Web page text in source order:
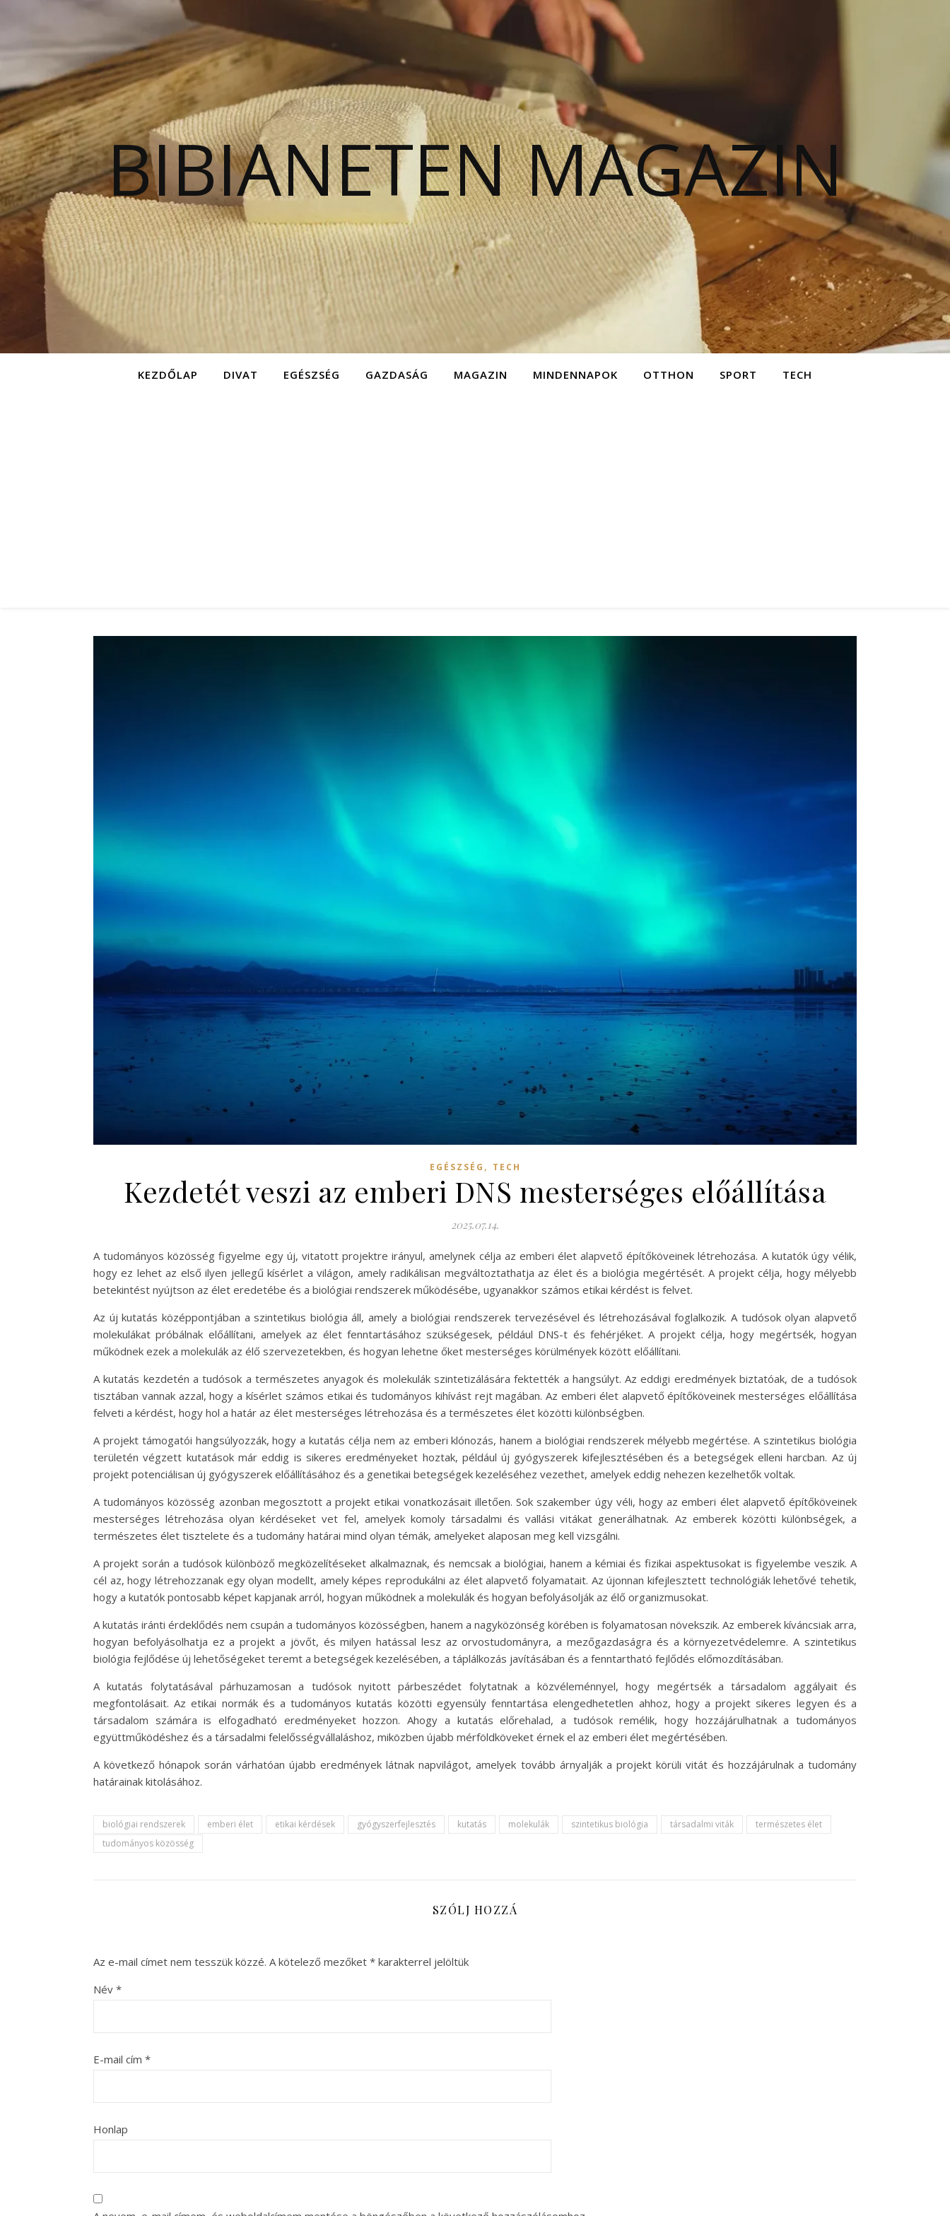
BIBIANETEN MAGAZIN
KEZDŐLAP DIVAT EGÉSZSÉG GAZDASÁG MAGAZIN MINDENNAPOK OTTHON SPORT TECH
EGÉSZSÉG , TECH
Kezdetét veszi az emberi DNS mesterséges előállítása
2025.07.14.
A tudományos közösség figyelme egy új, vitatott projektre irányul, amelynek célja az emberi élet alapvető építőköveinek létrehozása. A kutatók úgy vélik,
hogy ez lehet az első ilyen jellegű kísérlet a világon, amely radikálisan megváltoztathatja az élet és a biológia megértését. A projekt célja, hogy mélyebb
betekintést nyújtson az élet eredetébe és a biológiai rendszerek működésébe, ugyanakkor számos etikai kérdést is felvet.
Az új kutatás középpontjában a szintetikus biológia áll, amely a biológiai rendszerek tervezésével és létrehozásával foglalkozik. A tudósok olyan alapvető
molekulákat próbálnak előállítani, amelyek az élet fenntartásához szükségesek, például DNS-t és fehérjéket. A projekt célja, hogy megértsék, hogyan
működnek ezek a molekulák az élő szervezetekben, és hogyan lehetne őket mesterséges körülmények között előállítani.
A kutatás kezdetén a tudósok a természetes anyagok és molekulák szintetizálására fektették a hangsúlyt. Az eddigi eredmények biztatóak, de a tudósok
tisztában vannak azzal, hogy a kísérlet számos etikai és tudományos kihívást rejt magában. Az emberi élet alapvető építőköveinek mesterséges előállítása
felveti a kérdést, hogy hol a határ az élet mesterséges létrehozása és a természetes élet közötti különbségben.
A projekt támogatói hangsúlyozzák, hogy a kutatás célja nem az emberi klónozás, hanem a biológiai rendszerek mélyebb megértése. A szintetikus biológia
területén végzett kutatások már eddig is sikeres eredményeket hoztak, például új gyógyszerek kifejlesztésében és a betegségek elleni harcban. Az új
projekt potenciálisan új gyógyszerek előállításához és a genetikai betegségek kezeléséhez vezethet, amelyek eddig nehezen kezelhetők voltak.
A tudományos közösség azonban megosztott a projekt etikai vonatkozásait illetően. Sok szakember úgy véli, hogy az emberi élet alapvető építőköveinek
mesterséges létrehozása olyan kérdéseket vet fel, amelyek komoly társadalmi és vallási vitákat generálhatnak. Az emberek közötti különbségek, a
természetes élet tisztelete és a tudomány határai mind olyan témák, amelyeket alaposan meg kell vizsgálni.
A projekt során a tudósok különböző megközelítéseket alkalmaznak, és nemcsak a biológiai, hanem a kémiai és fizikai aspektusokat is figyelembe veszik. A
cél az, hogy létrehozzanak egy olyan modellt, amely képes reprodukálni az élet alapvető folyamatait. Az újonnan kifejlesztett technológiák lehetővé tehetik,
hogy a kutatók pontosabb képet kapjanak arról, hogyan működnek a molekulák és hogyan befolyásolják az élő organizmusokat.
A kutatás iránti érdeklődés nem csupán a tudományos közösségben, hanem a nagyközönség körében is folyamatosan növekszik. Az emberek kíváncsiak arra,
hogyan befolyásolhatja ez a projekt a jövőt, és milyen hatással lesz az orvostudományra, a mezőgazdaságra és a környezetvédelemre. A szintetikus
biológia fejlődése új lehetőségeket teremt a betegségek kezelésében, a táplálkozás javításában és a fenntartható fejlődés előmozdításában.
A kutatás folytatásával párhuzamosan a tudósok nyitott párbeszédet folytatnak a közvéleménnyel, hogy megértsék a társadalom aggályait és
megfontolásait. Az etikai normák és a tudományos kutatás közötti egyensúly fenntartása elengedhetetlen ahhoz, hogy a projekt sikeres legyen és a
társadalom számára is elfogadható eredményeket hozzon. Ahogy a kutatás előrehalad, a tudósok remélik, hogy hozzájárulhatnak a tudományos
együttműködéshez és a társadalmi felelősségvállaláshoz, miközben újabb mérföldköveket érnek el az emberi élet megértésében.
A következő hónapok során várhatóan újabb eredmények látnak napvilágot, amelyek tovább árnyalják a projekt körüli vitát és hozzájárulnak a tudomány
határainak kitolásához.
biológiai rendszerek emberi élet etikai kérdések gyógyszerfejlesztés kutatás molekulák szintetikus biológia társadalmi viták
természetes élet
tudományos közösség
SZÓLJ HOZZÁ
Az e-mail címet nem tesszük közzé. A kötelező mezőket * karakterrel jelöltük
Név *
E-mail cím *
Honlap